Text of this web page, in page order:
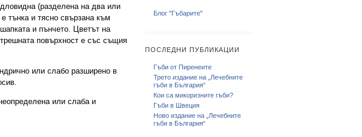
(разделена на два или
тънка и тясно свързана към
и пънчето. Цветът на
повърхност е със същия
или слабо разширено в
или слаба и
Блог "Гъбарите"
ПОСЛЕДНИ ПУБЛИКАЦИИ
Гъби от Пиренеите
Трето издание на „Лечебните
гъби в България“
Кои са микоризните гъби?
Гъби в Швеция
Ново издание на „Лечебните
гъби в България“